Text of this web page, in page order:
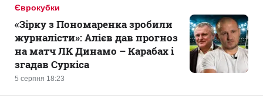
Єврокубки
5 серпня 18:23
«Зірку з Пономаренка зробили
журналісти»: Алієв дав прогноз
на матч ЛК Динамо – Карабах і
згадав Суркіса